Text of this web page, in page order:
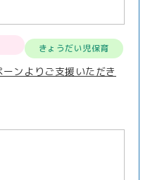
きょうだい児保育
ンよりご支援いただき